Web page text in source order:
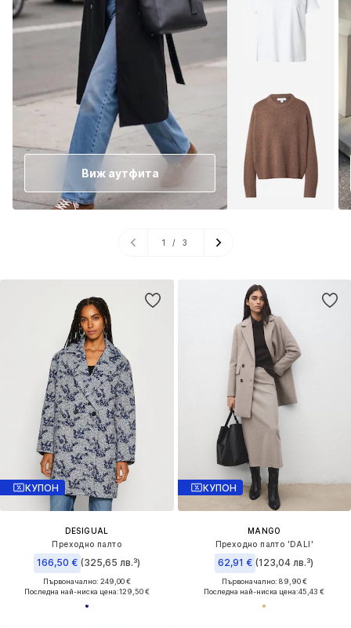
КУПОН
DESIGUAL
Преходно палто
166,50 € (325,65 лв.³)
Първоначално: 249,00 €
Последна най-ниска цена:129,50 €
Виж аутфита
1 / 3
КУПОН
MANGO
Преходно палто 'DALI'
62,91 € (123,04 лв.³)
Първоначално: 89,90 €
Последна най-ниска цена:45,43 €